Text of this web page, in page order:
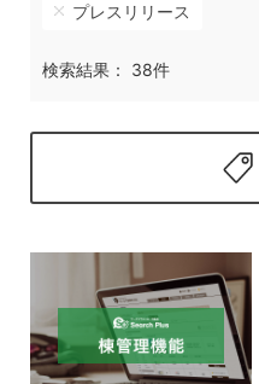
プレスリリース
検索結果： 38件